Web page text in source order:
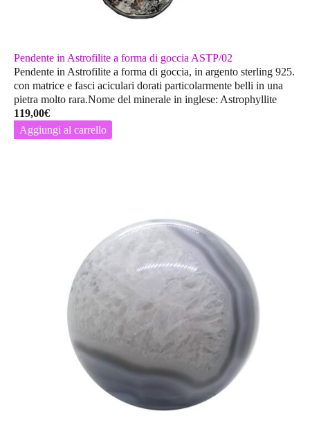
Pendente in Astrofilite a forma di goccia ASTP/02
Pendente in Astrofilite a forma di goccia, in argento sterling 925.
con matrice e fasci aciculari dorati particolarmente belli in una
pietra molto rara.Nome del minerale in inglese: Astrophyllite
119,00€
Aggiungi al carrello